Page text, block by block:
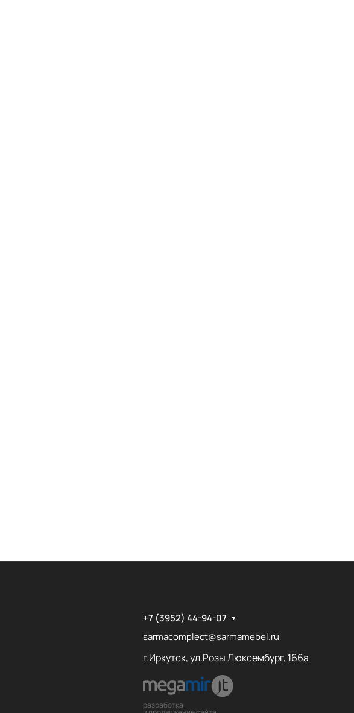
+7 (3952) 44-94-07
sarmacomplect@sarmamebel.ru
г.Иркутск, ул.Розы Люксембург, 166а
разработка